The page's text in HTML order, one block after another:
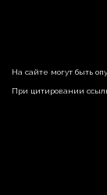
На сайте могут быть
При цитировании